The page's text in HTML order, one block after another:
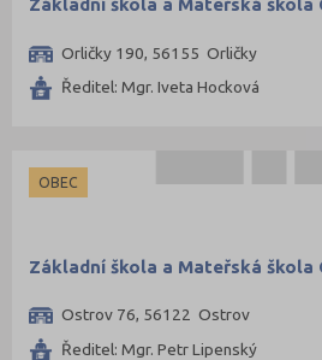
Základní škola a Mateřská škola
Orličky 190, 56155 Orličky
Ředitel: Mgr. Iveta Hocková
OBEC
Základní škola a Mateřská škola
Ostrov 76, 56122 Ostrov
Ředitel: Mgr. Petr Lipenský